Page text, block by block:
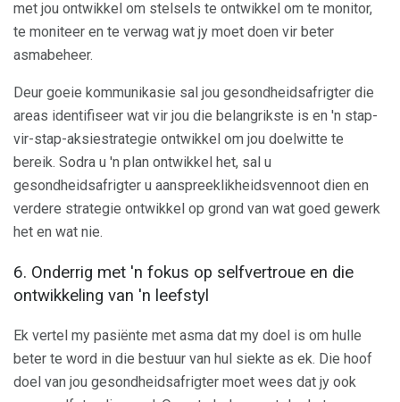
met jou ontwikkel om stelsels te ontwikkel om te monitor,
te moniteer en te verwag wat jy moet doen vir beter
asmabeheer.
Deur goeie kommunikasie sal jou gesondheidsafrigter die
areas identifiseer wat vir jou die belangrikste is en 'n stap-
vir-stap-aksiestrategie ontwikkel om jou doelwitte te
bereik. Sodra u 'n plan ontwikkel het, sal u
gesondheidsafrigter u aanspreeklikheidsvennoot dien en
verdere strategie ontwikkel op grond van wat goed gewerk
het en wat nie.
6. Onderrig met 'n fokus op selfvertroue en die
ontwikkeling van 'n leefstyl
Ek vertel my pasiënte met asma dat my doel is om hulle
beter te word in die bestuur van hul siekte as ek. Die hoof
doel van jou gesondheidsafrigter moet wees dat jy ook